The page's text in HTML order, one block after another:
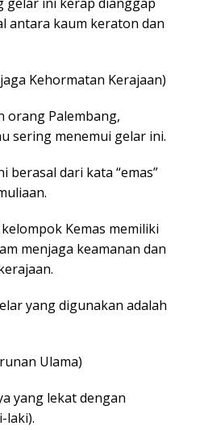
antara kaum keraton dan
Kehormatan Kerajaan)
orang Palembang,
sering menemui gelar ini.
berasal dari kata “emas”
Kemas memiliki
menjaga keamanan dan
yang digunakan adalah
Ulama)
yang lekat dengan
laki).